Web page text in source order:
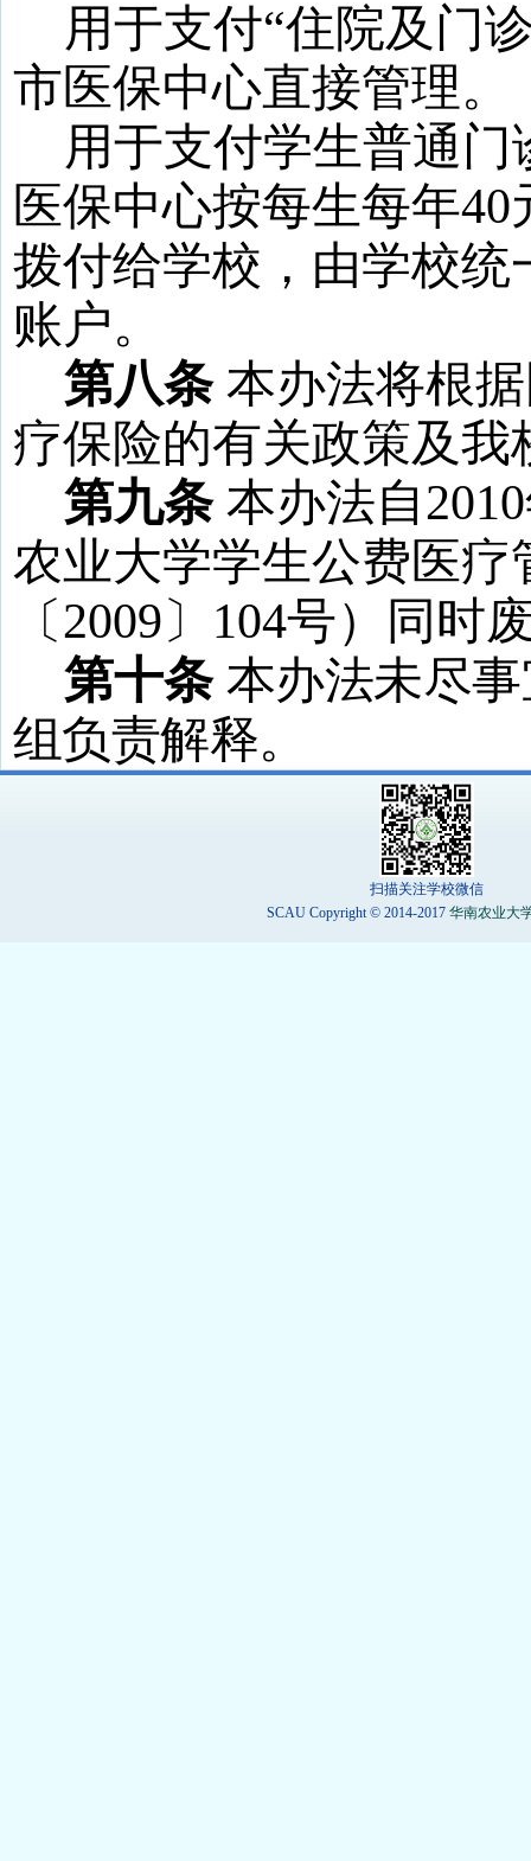
用于支付“住院及门
市医保中心直接管理。
用于支付学生普通
医保中心按每生每年40
拨付给学校，由学校
账户。
第八条本办法将根
疗保险的有关政策及
第九条本办法自2010
农业大学学生公费医
〔2009〕 104号）
同时
第十条 本办法未尽
组负责解释。
扫描关注学校微信
SCAU Copyright © 2014-2017 华南农业大